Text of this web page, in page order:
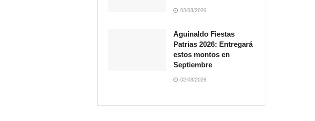
03/08/2026
Aguinaldo Fiestas
Patrias 2026: Entregará
estos montos en
Septiembre
02/08/2026